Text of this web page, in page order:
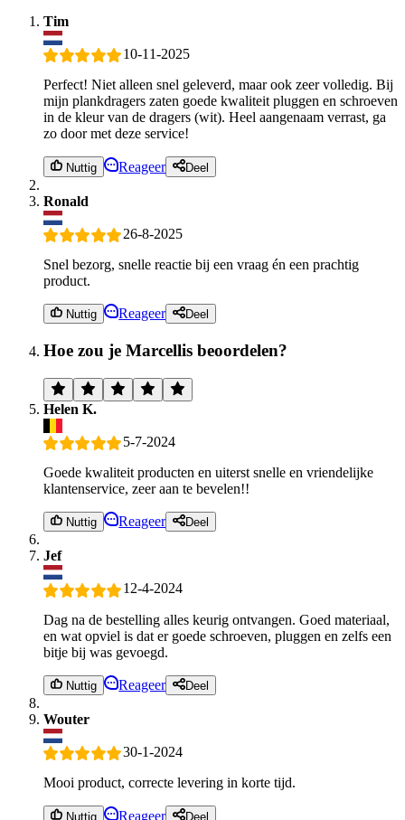
Tim
10-11-2025
Perfect! Niet alleen snel geleverd, maar ook zeer volledig. Bij
mijn plankdragers zaten goede kwaliteit pluggen en schroeven
in de kleur van de dragers (wit). Heel aangenaam verrast, ga
zo door met deze service!
Nuttig Reageer Deel
Ronald
26-8-2025
Snel bezorg, snelle reactie bij een vraag én een prachtig
product.
Nuttig Reageer Deel
Hoe zou je Marcellis beoordelen?
Helen K.
5-7-2024
Goede kwaliteit producten en uiterst snelle en vriendelijke
klantenservice, zeer aan te bevelen!!
Nuttig Reageer Deel
Jef
12-4-2024
Dag na de bestelling alles keurig ontvangen. Goed materiaal,
en wat opviel is dat er goede schroeven, pluggen en zelfs een
bitje bij was gevoegd.
Nuttig Reageer Deel
Wouter
30-1-2024
Mooi product, correcte levering in korte tijd.
Nuttig Reageer Deel